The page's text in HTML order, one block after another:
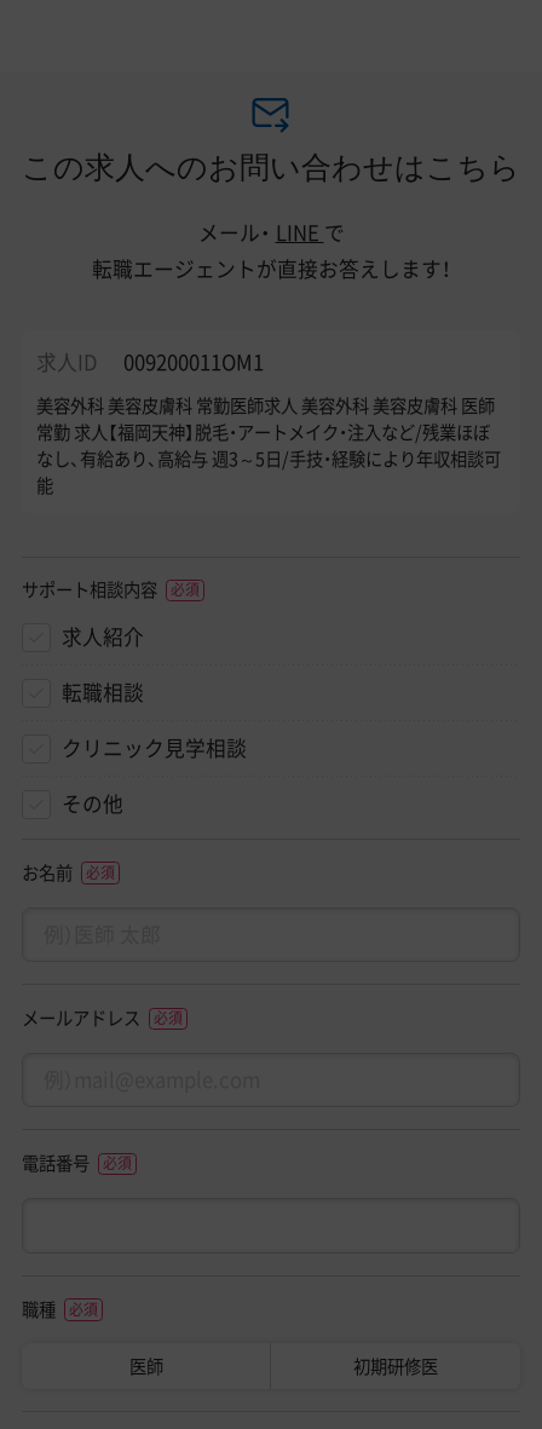
この求人へのお問い合わせはこちら
メール・ LINE で
転職エージェントが直接お答えします！
求人ID 009200011OM1
美容外科 美容皮膚科 常勤医師求人 美容外科 美容皮膚科 医師
常勤 求人【福岡天神】脱毛・アートメイク・注入など/残業ほぼ
なし、有給あり、高給与 週3～5日/手技・経験により年収相談可
能
サポート相談内容
求人紹介
転職相談
クリニック見学相談
その他
お名前
メールアドレス
電話番号
職種
医師 初期研修医